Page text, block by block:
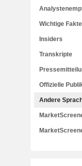
Wichtige
Insiders
Transkripte
Offizielle
Andere